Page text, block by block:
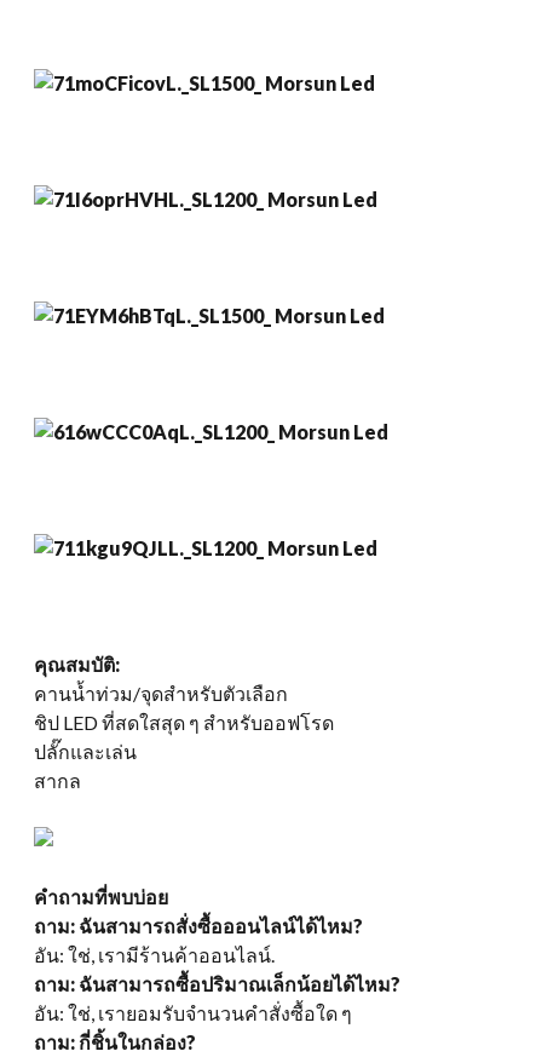
คุณสมบัติ:
คานน้ำท่วม/จุดสำหรับตัวเลือก
ชิป LED ที่สดใสสุด ๆ สำหรับออฟโรด
ปลั๊กและเล่น
สากล
คำถามที่พบบ่อย
ถาม: ฉันสามารถสั่งซื้อออนไลน์ได้ไหม?
อัน: ใช่, เรามีร้านค้าออนไลน์.
ถาม: ฉันสามารถซื้อปริมาณเล็กน้อยได้ไหม?
อัน: ใช่, เรายอมรับจำนวนคำสั่งซื้อใด ๆ
ถาม: กี่ชิ้นในกล่อง?